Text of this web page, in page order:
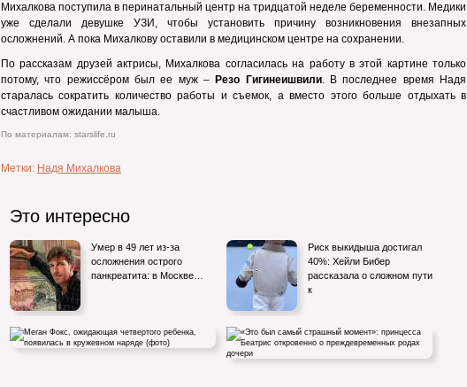
Михалкова поступила в перинатальный центр на тридцатой неделе беременности. Медики
уже сделали девушке УЗИ, чтобы установить причину возникновения внезапных
осложнений. А пока Михалкову оставили в медицинском центре на сохранении.
По рассказам друзей актрисы, Михалкова согласилась на работу в этой картине только
потому, что режиссёром был ее муж – Резо Гигинеишвили. В последнее время Надя
старалась сократить количество работы и съемок, а вместо этого больше отдыхать в
счастливом ожидании малыша.
По материалам: starslife.ru
Метки: Надя Михалкова
Это интересно
Умер в 49 лет из-за
осложнения острого
панкреатита: в Москве…
Риск выкидыша достигал
40%: Хейли Бибер
рассказала о сложном пути
к